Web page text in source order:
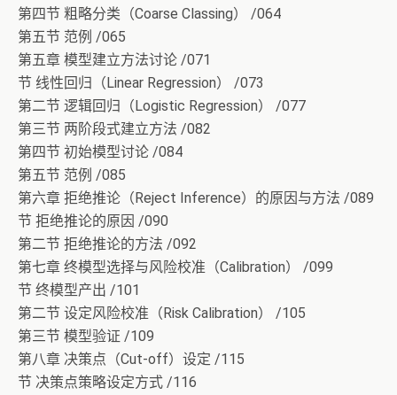
第四节 粗略分类（Coarse Classing） /064
第五节 范例 /065
第五章 模型建立方法讨论 /071
节 线性回归（Linear Regression） /073
第二节 逻辑回归（Logistic Regression） /077
第三节 两阶段式建立方法 /082
第四节 初始模型讨论 /084
第五节 范例 /085
第六章 拒绝推论（Reject Inference）的原因与方法 /089
节 拒绝推论的原因 /090
第二节 拒绝推论的方法 /092
第七章 终模型选择与风险校准（Calibration） /099
节 终模型产出 /101
第二节 设定风险校准（Risk Calibration） /105
第三节 模型验证 /109
第八章 决策点（Cut-off）设定 /115
节 决策点策略设定方式 /116